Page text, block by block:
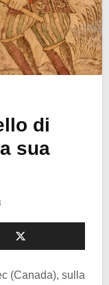
di
sua
(Canada), sulla